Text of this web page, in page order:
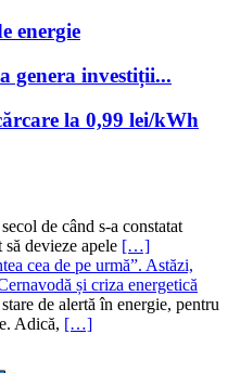
energie
genera investiții...
la 0,99 lei/kWh
de când s-a constatat
devieze apele […]
cea de pe urmă”. Astăzi,
și criza energetică
de alertă în energie, pentru
Adică, […]